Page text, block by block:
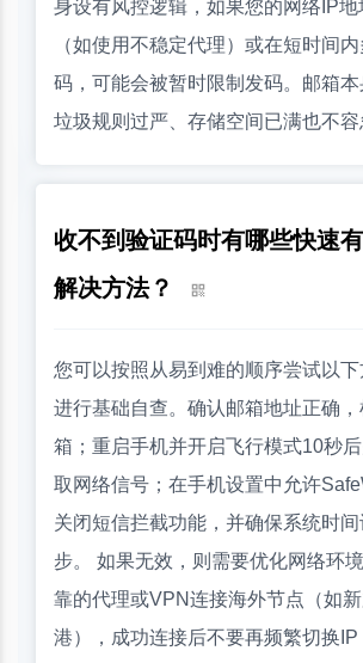
身设有风控逻辑，如果您的网络IP
（如使用不稳定代理）或在短时间
码，可能会被暂时限制发码。邮箱本
垃圾规则过严、存储空间已满也不容
收不到验证码时有哪些快速
解决方法？
您可以按照从易到难的顺序尝试以下
进行基础自查。确认邮箱地址正确
箱；重启手机并开启飞行模式10秒
取网络信号；在手机设置中允许
关闭短信拦截功能，并确保系统时间
步。 如果无效，则需要优化网络环
靠的代理或VPN连接海外节点（如
港），成功连接后不要再频繁切换